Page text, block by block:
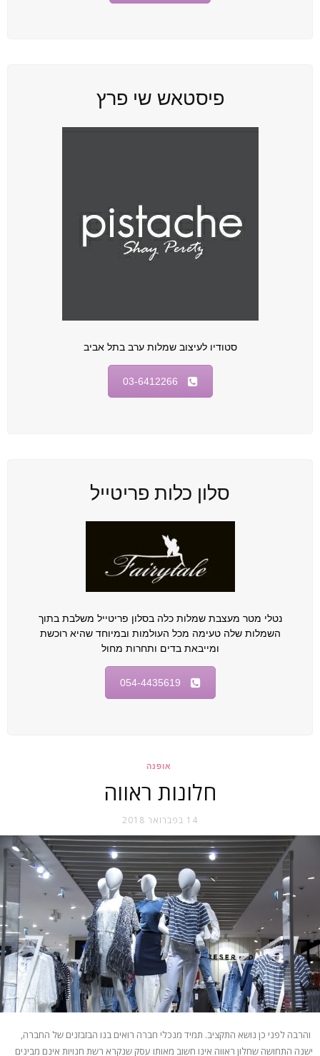
פיסטאש שי פרץ
סטודיו לעיצוב שמלות ערב בתל אביב
03-6412266
סלון כלות פריטייל
נטלי מטר מעצבת שמלות כלה בסלון פריטייל משלבת בתוך
השמלות שלה טעימה מכל העולמות ובמיוחד שהיא רוכשת
ומייבאת בדים ותחרות מחול
054-4435619
אופנה
חלונות ראווה
14 בפברואר 2018
והרבה לפני כן נושא התקציב. תמיד מנכלי חברה רואים בנו הבזבזנים של החברה,
ישנה התחושה שחלון ראווה אינו חשוב מאותו עסק שנקרא רשת חנויות אינם מבינים